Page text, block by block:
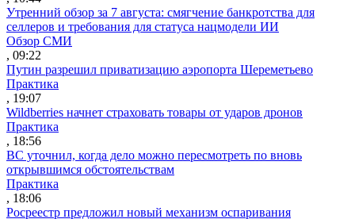
Утренний обзор за 7 августа: смягчение банкротства для
селлеров и требования для статуса нацмодели ИИ
Обзор СМИ
, 09:22
Путин разрешил приватизацию аэропорта Шереметьево
Практика
, 19:07
Wildberries начнет страховать товары от ударов дронов
Практика
, 18:56
ВС уточнил, когда дело можно пересмотреть по вновь
открывшимся обстоятельствам
Практика
, 18:06
Росреестр предложил новый механизм оспаривания